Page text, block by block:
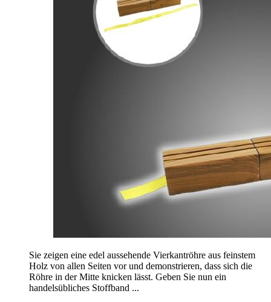
Sie zeigen eine edel aussehende Vierkantröhre aus feinstem
Holz von allen Seiten vor und demonstrieren, dass sich die
Röhre in der Mitte knicken lässt. Geben Sie nun ein
handelsübliches Stoffband ...